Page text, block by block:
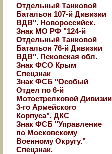
Отдельный Танковой
Батальон 107-й Дивизии
ВДВ". Новороссийск.
Знак МО РФ "124-й
Отдельный Танковой
Батальон 76-й Дивизии
ВДВ". Псковская обл.
Знак ФСО Крым
Спецзнак
Знак ФСБ "Особый
Отдел по 6-й
Мотострелковой Дивизии
3-го Армейского
Корпуса". ДКС
Знак ФСБ "Управление
по Московскому
Военному Округу."
Спецзнак.